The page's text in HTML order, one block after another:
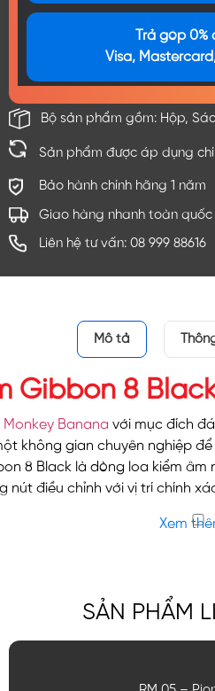
Trả góp
Visa,
Bộ sản phẩm gồm: Hộp,
Sản phẩm được áp dụng
Bảo hành chính hãng 1 năm
Giao hàng nhanh toàn quốc
Liên hệ tư vấn: 08 999 88616
Mô tả
Gibbon 8
Monkey Banana với mục đích
không gian chuyên nghiệp
8 Black là dòng loa kiểm
nút điều chỉnh với vị trí chính
đầu vào khác nhau tiêu
thiết bị còn lại trong hệ
SẢN PHẨM